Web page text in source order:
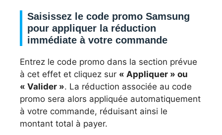
Saisissez le code promo Samsung
pour appliquer la réduction
immédiate à votre commande
Entrez le code promo dans la section prévue
à cet effet et cliquez sur « Appliquer » ou
« Valider ». La réduction associée au code
promo sera alors appliquée automatiquement
à votre commande, réduisant ainsi le
montant total à payer.